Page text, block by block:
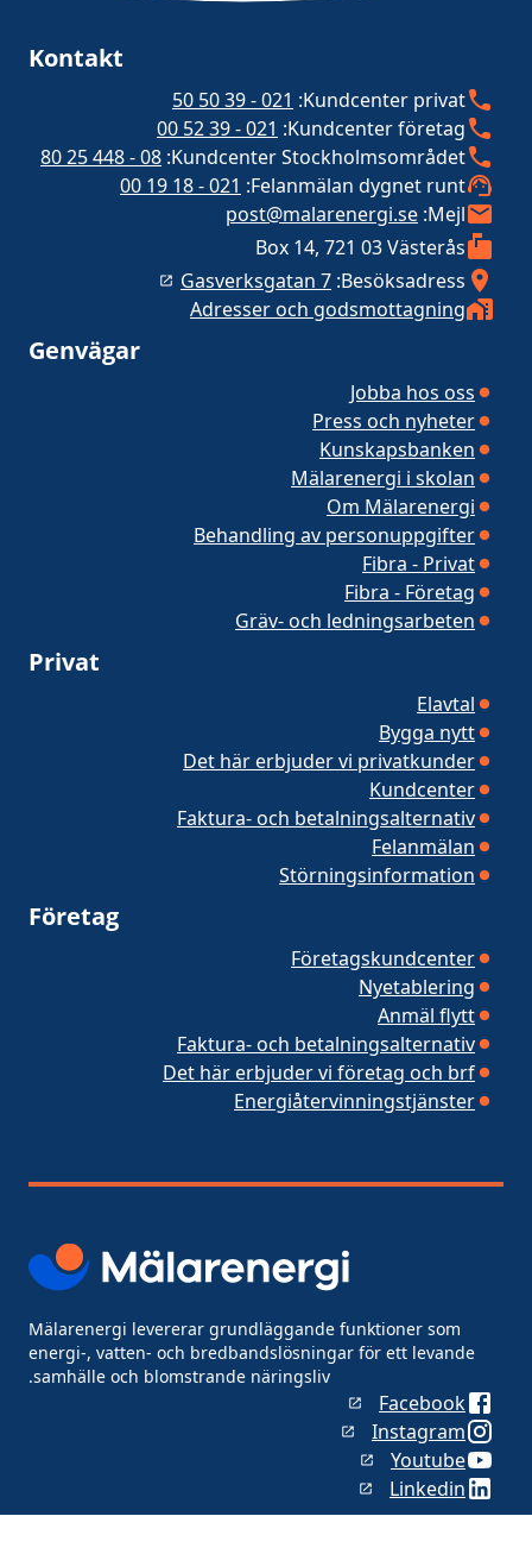
Kontakt
Kundcenter privat:
021 - 39 50 50
Kundcenter företag:
021 - 39 52 00
Kundcenter Stockholmsområdet:
08 - 448 25 80
Felanmälan dygnet runt:
021 - 18 19 00
Mejl:
post@malarenergi.se
Box 14, 721 03 Västerås
Besöksadress:
Gasverksgatan 7
Adresser och godsmottagning
Genvägar
Jobba hos oss
Press och nyheter
Kunskapsbanken
Mälarenergi i skolan
Om Mälarenergi
Behandling av personuppgifter
Fibra - Privat
Fibra - Företag
Gräv- och ledningsarbeten
Privat
Elavtal
Bygga nytt
Det här erbjuder vi privatkunder
Kundcenter
Faktura- och betalningsalternativ
Felanmälan
Störningsinformation
Företag
Företagskundcenter
Nyetablering
Anmäl flytt
Faktura- och betalningsalternativ
Det här erbjuder vi företag och brf
Energiåtervinningstjänster
Mälarenergi levererar grundläggande funktioner som
energi-, vatten- och bredbandslösningar för ett levande
samhälle och blomstrande näringsliv.
Facebook
Instagram
Youtube
Linkedin